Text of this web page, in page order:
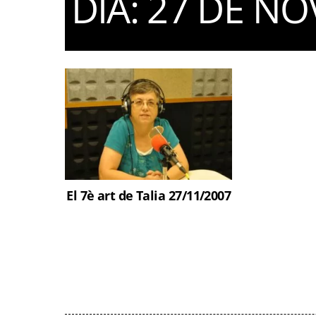
El 7è art de Talia 27/11/2007